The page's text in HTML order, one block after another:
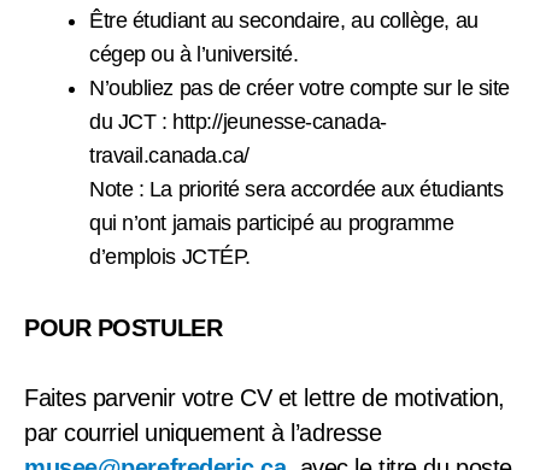
Être étudiant au secondaire, au collège, au
cégep ou à l’université.
N’oubliez pas de créer votre compte sur le site
du JCT : http://jeunesse-canada-
travail.canada.ca/
Note : La priorité sera accordée aux étudiants
qui n’ont jamais participé au programme
d’emplois JCTÉP.
POUR POSTULER
Faites parvenir votre CV et lettre de motivation,
par courriel uniquement à l’adresse